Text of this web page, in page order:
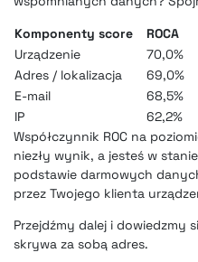
Komponenty score
ROCA
Urządzenie
70,0%
Adres / lokalizacja
69,0%
E-mail
68,5%
IP
62,2%
Współczynnik ROC na
niezły wynik, a jesteś w
podstawie darmowych
przez Twojego klienta
Przejdźmy dalej i dowiedzmy
skrywa za sobą adres.